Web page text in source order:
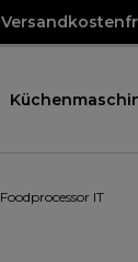
Foodprocessor IT